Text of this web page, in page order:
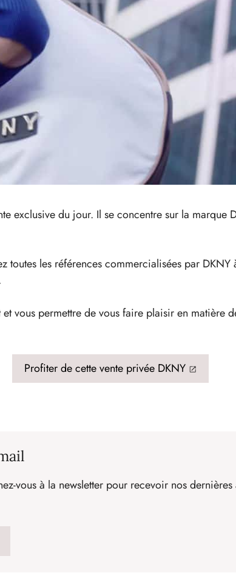
exclusive du jour. Il se concentre sur la marque
toutes les références commercialisées par
permettre de vous faire plaisir en matière
Profiter de cette vente privée DKNY
vous à la newsletter pour recevoir nos